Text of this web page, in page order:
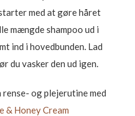
med at gøre håret
mængde shampoo ud i
ind i hovedbunden. Lad
du vasker den ud igen.
og plejerutine med
& Honey Cream